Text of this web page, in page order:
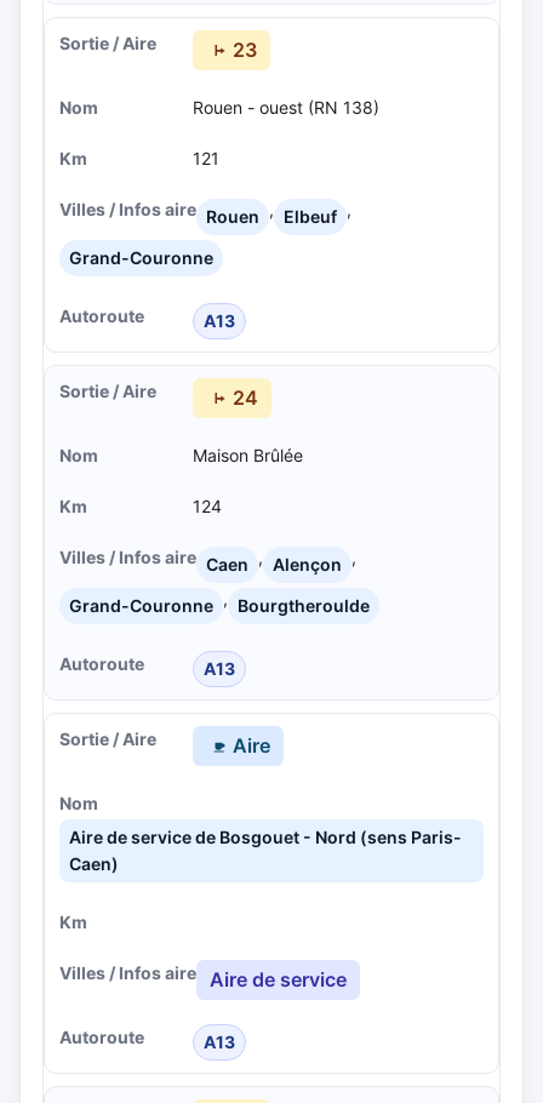
23
Rouen - ouest (RN 138)
121
Rouen , Elbeuf ,
Grand-Couronne
A13
24
Maison Brûlée
124
Caen , Alençon ,
Grand-Couronne , Bourgtheroulde
A13
Aire
Aire de service de Bosgouet - Nord (sens Paris-
Caen)
Aire de service
A13